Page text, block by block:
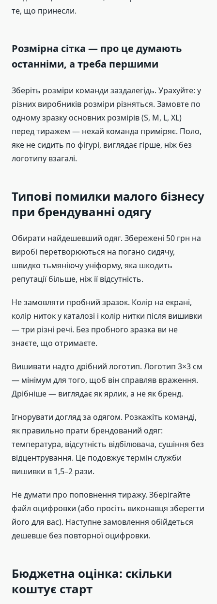
те, що принесли.
Розмірна сітка — про це думають
останніми, а треба першими
Зберіть розміри команди заздалегідь. Урахуйте: у
різних виробників розміри різняться. Замовте по
одному зразку основних розмірів (S, M, L, XL)
перед тиражем — нехай команда приміряє. Поло,
яке не сидить по фігурі, виглядає гірше, ніж без
логотипу взагалі.
Типові помилки малого бізнесу
при брендуванні одягу
Обирати найдешевший одяг. Збережені 50 грн на
виробі перетворюються на погано сидячу,
швидко тьмяніючу уніформу, яка шкодить
репутації більше, ніж її відсутність.
Не замовляти пробний зразок. Колір на екрані,
колір ниток у каталозі і колір нитки після вишивки
— три різні речі. Без пробного зразка ви не
знаєте, що отримаєте.
Вишивати надто дрібний логотип. Логотип 3×3 см
— мінімум для того, щоб він справляв враження.
Дрібніше — виглядає як ярлик, а не як бренд.
Ігнорувати догляд за одягом. Розкажіть команді,
як правильно прати брендований одяг:
температура, відсутність відбілювача, сушіння без
відцентрування. Це подовжує термін служби
вишивки в 1,5–2 рази.
Не думати про поповнення тиражу. Зберігайте
файл оцифровки (або просіть виконавця зберегти
його для вас). Наступне замовлення обійдеться
дешевше без повторної оцифровки.
Бюджетна оцінка: скільки
коштує старт